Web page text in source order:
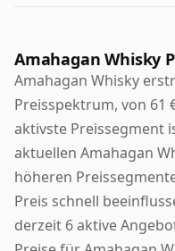
Amahagan Whisky
Amahagan Whisky
Preisspektrum, von 61
aktivste Preissegment
aktuellen Amahagan
höheren
Preis schnell
derzeit 6 aktive